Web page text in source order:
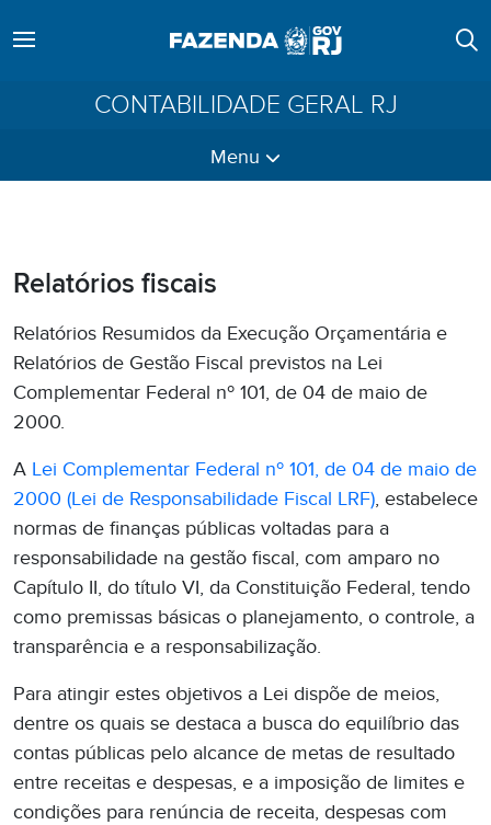
CONTABILIDADE GERAL RJ
Menu
Relatórios fiscais
Relatórios Resumidos da Execução Orçamentária e
Relatórios de Gestão Fiscal previstos na Lei
Complementar Federal nº 101, de 04 de maio de
2000.
A Lei Complementar Federal nº 101, de 04 de maio de
2000 (Lei de Responsabilidade Fiscal LRF), estabelece
normas de finanças públicas voltadas para a
responsabilidade na gestão fiscal, com amparo no
Capítulo II, do título VI, da Constituição Federal, tendo
como premissas básicas o planejamento, o controle, a
transparência e a responsabilização.
Para atingir estes objetivos a Lei dispõe de meios,
dentre os quais se destaca a busca do equilí­brio das
contas públicas pelo alcance de metas de resultado
entre receitas e despesas, e a imposição de limites e
condições para renúncia de receita, despesas com